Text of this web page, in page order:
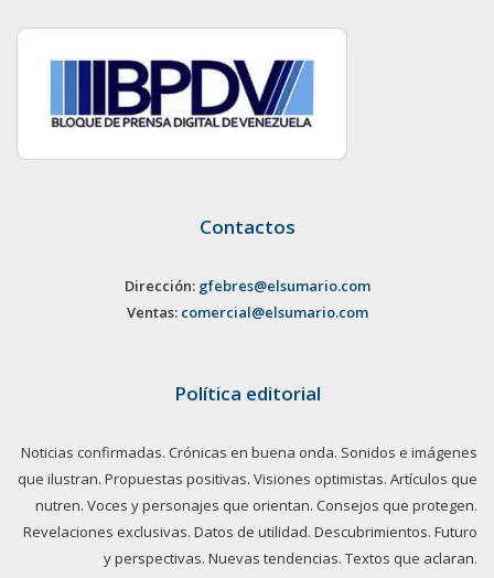
Contactos
Dirección: gfebres@elsumario.com
Ventas: comercial@elsumario.com
Política editorial
Noticias confirmadas. Crónicas en buena onda. Sonidos e imágenes
que ilustran. Propuestas positivas. Visiones optimistas. Artículos que
nutren. Voces y personajes que orientan. Consejos que protegen.
Revelaciones exclusivas. Datos de utilidad. Descubrimientos. Futuro
y perspectivas. Nuevas tendencias. Textos que aclaran.